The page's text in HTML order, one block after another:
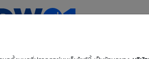
Home(current)
Search